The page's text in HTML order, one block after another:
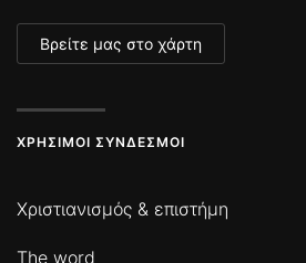
Βρείτε μας στο χάρτη
ΧΡΉΣΙΜΟΙ ΣΎΝΔΕΣΜΟΙ
Χριστιανισμός & επιστήμη
The word